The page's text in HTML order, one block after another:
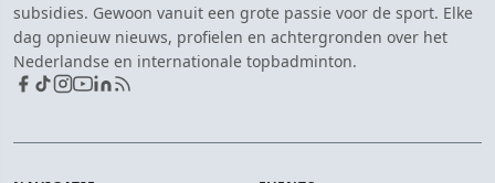
subsidies. Gewoon vanuit een grote passie voor de sport. Elke
dag opnieuw nieuws, profielen en achtergronden over het
Nederlandse en internationale topbadminton.